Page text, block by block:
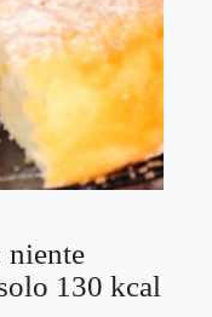
niente
130 kcal